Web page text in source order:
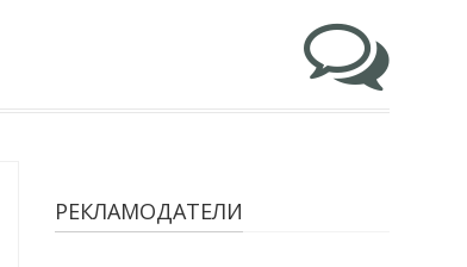
РЕКЛАМОДАТЕЛИ